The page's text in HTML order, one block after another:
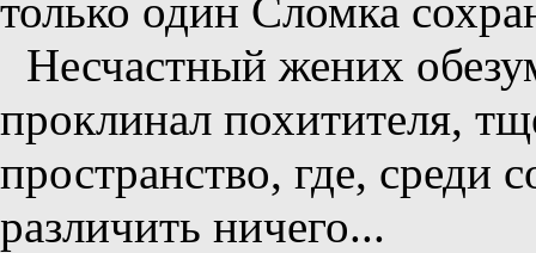
только один Сломка
Несчастный жених
проклинал похитителя,
пространство, где, среди
различить ничего...